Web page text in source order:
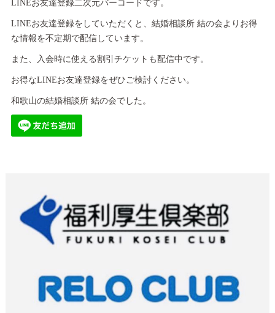
LINEお友達登録二次元バーコードです。
LINEお友達登録をしていただくと、結婚相談所 結の会よりお得
な情報を不定期で配信しています。
また、入会時に使える割引チケットも配信中です。
お得なLINEお友達登録をぜひご検討ください。
和歌山の結婚相談所 結の会でした。